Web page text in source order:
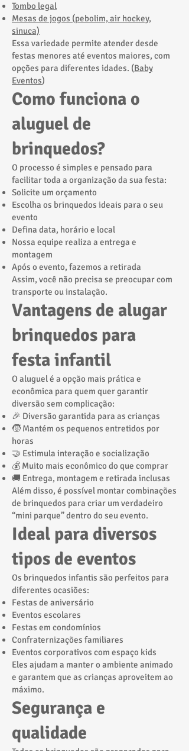
Tombo legal
Mesas de jogos (pebolim, air hockey,
sinuca)
Essa variedade permite atender desde
festas menores até eventos maiores, com
opções para diferentes idades. (Baby
Eventos)
Como funciona o
aluguel de
brinquedos?
O processo é simples e pensado para
facilitar toda a organização da sua festa:
Solicite um orçamento
Escolha os brinquedos ideais para o seu
evento
Defina data, horário e local
Nossa equipe realiza a entrega e
montagem
Após o evento, fazemos a retirada
Assim, você não precisa se preocupar com
transporte ou instalação.
Vantagens de alugar
brinquedos para
festa infantil
O aluguel é a opção mais prática e
econômica para quem quer garantir
diversão sem complicação:
🎉 Diversão garantida para as crianças
🧒 Mantém os pequenos entretidos por
horas
🤝 Estimula interação e socialização
💰 Muito mais econômico do que comprar
🚚 Entrega, montagem e retirada inclusas
Além disso, é possível montar combinações
de brinquedos para criar um verdadeiro
“mini parque” dentro do seu evento.
Ideal para diversos
tipos de eventos
Os brinquedos infantis são perfeitos para
diferentes ocasiões:
Festas de aniversário
Eventos escolares
Festas em condomínios
Confraternizações familiares
Eventos corporativos com espaço kids
Eles ajudam a manter o ambiente animado
e garantem que as crianças aproveitem ao
máximo.
Segurança e
qualidade